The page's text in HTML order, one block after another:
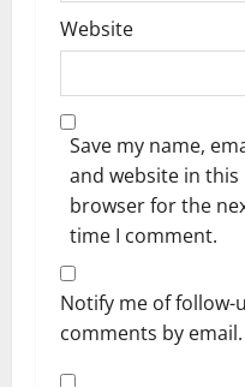
Website
Save my name,
and website in this
browser for the
time I comment.
Notify me of follow-
comments by email.